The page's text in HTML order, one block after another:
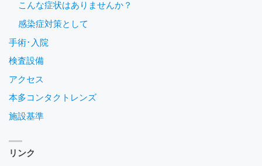
こんな症状はありませんか？
感染症対策として
手術･入院
検査設備
アクセス
本多コンタクトレンズ
施設基準
リンク